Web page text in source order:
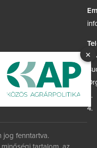
u.
4.
jog fenntartva.
×